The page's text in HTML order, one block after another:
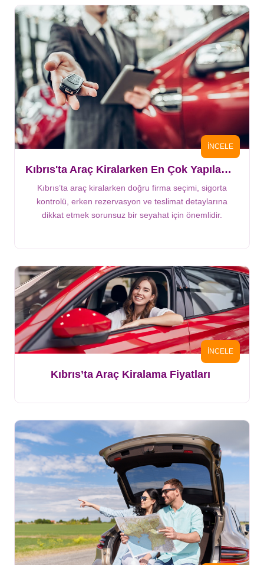
İNCELE
Kıbrıs'ta Araç Kiralarken En Çok Yapılan 10 Hata
Kıbrıs’ta araç kiralarken doğru firma seçimi, sigorta
kontrolü, erken rezervasyon ve teslimat detaylarına
dikkat etmek sorunsuz bir seyahat için önemlidir.
İNCELE
Kıbrıs’ta Araç Kiralama Fiyatları